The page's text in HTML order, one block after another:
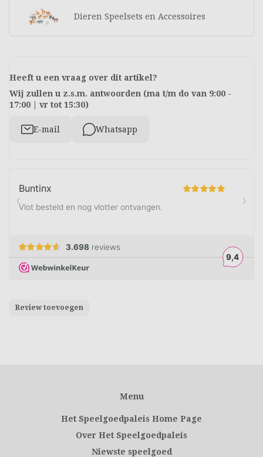
Dieren Speelsets en Accessoires
Heeft u een vraag over dit artikel?
Wij zullen u z.s.m. antwoorden (ma t/m do van 9:00 -
17:00 | vr tot 15:30)
E-mail Whatsapp
Review toevoegen
Menu
Het Speelgoedpaleis Home Page
Over Het Speelgoedpaleis
Niewste speelgoed